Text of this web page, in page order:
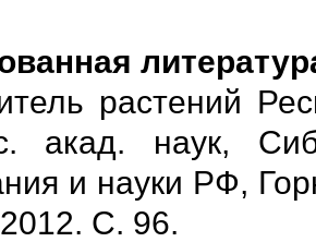
растений
акад. наук,
и науки РФ,
С. 96.